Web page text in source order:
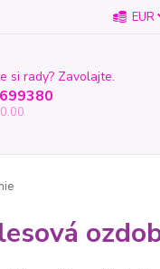
EUR
si rady? Zavolajte.